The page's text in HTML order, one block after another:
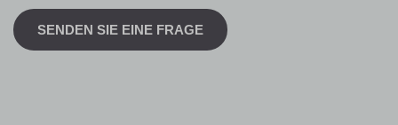
SENDEN SIE EINE FRAGE